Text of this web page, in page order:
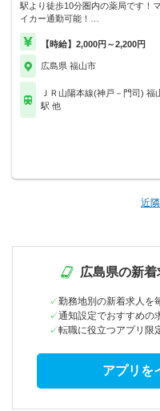
駅より徒歩10分圏内の薬局です！マ
イカー通勤可能！…
【時給】2,000円～2,200円
広島県 福山市
ＪＲ山陽本線(神戸－門司) 福
駅 他
近
広島県の新
勤務地別の新着求人を
通知設定でおすすめの
転職に役立つアプリ限
アプリを